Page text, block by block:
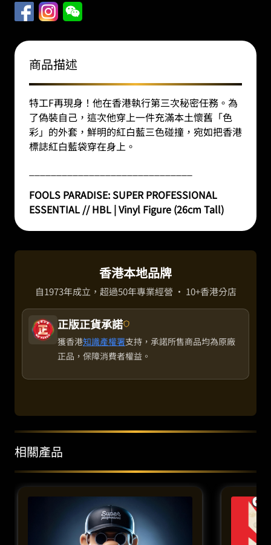
商品描述
特工F再現身！他在香港執行第三次秘密任務。為
了偽裝自己，這次他穿上一件充滿本土懷舊「色
彩」的外套，鮮明的紅白藍三色碰撞，宛如把香港
標誌紅白藍袋穿在身上。
FOOLS PARADISE: SUPER PROFESSIONAL
ESSENTIAL // HBL | Vinyl Figure (26cm Tall)
香港本地品牌
自1973年成立，超過50年專業經營 · 10+香港分店
正版正貨承諾
獲香港知識產權署支持，承諾所售商品均為原廠
正品，保障消費者權益。
相關產品